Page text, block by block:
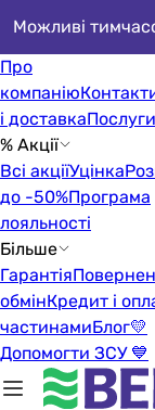
Можливі
Про
компанію
і доставкаПослуги
% Акції
Всі акціїУцінка
до -50%Програма
лояльності
Більше
Гарантія
обмінКредит і
частинамиБлог💛
Допомогти ЗСУ 💙